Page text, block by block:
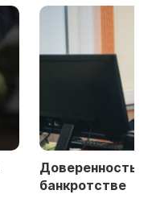
Доверенность
банкротстве